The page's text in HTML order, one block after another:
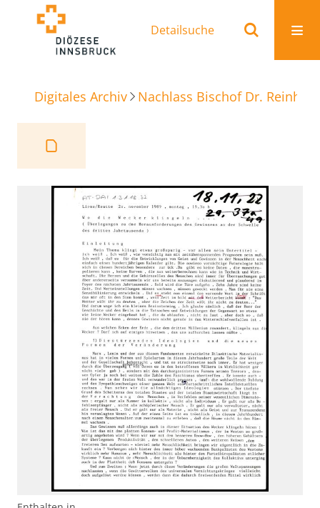
Detailsuche
Digitales Archiv Nachlass Bischof Dr.